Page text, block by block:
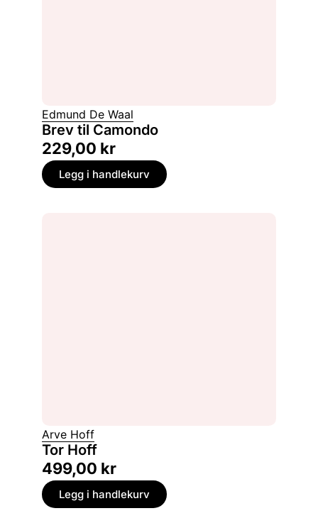
Edmund De Waal
Brev til Camondo
229,00 kr
Legg i handlekurv
Arve Hoff
Tor Hoff
499,00 kr
Legg i handlekurv